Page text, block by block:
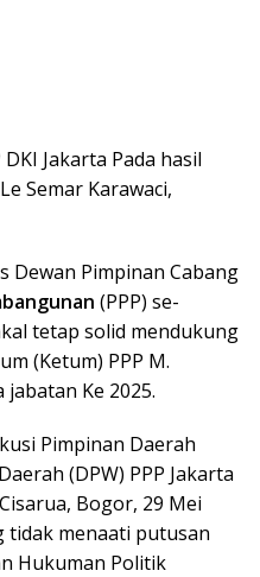
Jakarta Pada hasil
Semar Karawaci,
Dewan Pimpinan Cabang
(PPP) se-
tetap solid mendukung
(Ketum) PPP M.
Ke 2025.
Pimpinan Daerah
(DPW) PPP Jakarta
Bogor, 29 Mei
tidak menaati putusan
Hukuman Politik